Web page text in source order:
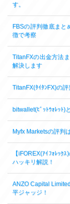
す。
FBSの評判徹底ま
徴で考察
TitanFXの出金方法
解決します
TitanFX(ﾀｲﾀﾝFX)の
bitwallet(ﾋﾞｯﾄｳｫﾚｯﾄ)
Myfx Marketsの評判
【iFOREX(ｱｲﾌｫﾚｯｸ
ハッキリ解説！
ANZO Capital
平ジャッジ！